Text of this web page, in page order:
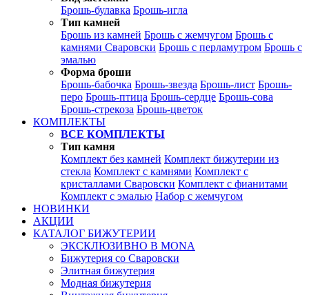
Брошь-булавка Брошь-игла
Тип камней
Брошь из камней Брошь с жемчугом Брошь с
камнями Сваровски Брошь с перламутром Брошь с
эмалью
Форма броши
Брошь-бабочка Брошь-звезда Брошь-лист Брошь-
перо Брошь-птица Брошь-сердце Брошь-сова
Брошь-стрекоза Брошь-цветок
КОМПЛЕКТЫ
ВСЕ КОМПЛЕКТЫ
Тип камня
Комплект без камней Комплект бижутерии из
стекла Комплект с камнями Комплект с
кристаллами Сваровски Комплект с фианитами
Комплект с эмалью Набор с жемчугом
НОВИНКИ
АКЦИИ
КАТАЛОГ БИЖУТЕРИИ
ЭКСКЛЮЗИВНО В MONA
Бижутерия со Сваровски
Элитная бижутерия
Модная бижутерия